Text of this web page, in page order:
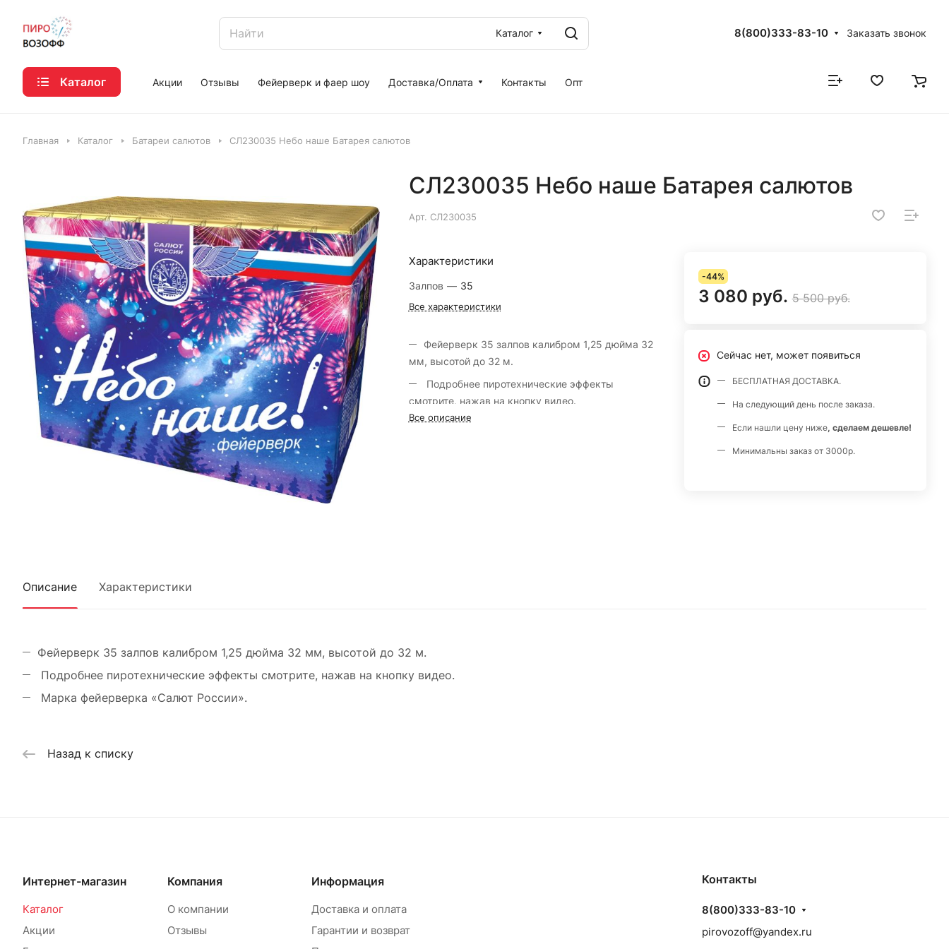
Каталог 8(800)333-83-10 Заказать звонок
Каталог Акции Отзывы Фейерверк и фаер шоу Доставка/Оплата Контакты Опт
Главная Каталог Батареи салютов СЛ230035 Небо наше Батарея салютов
СЛ230035 Небо наше Батарея салютов
Арт. СЛ230035
Характеристики
Залпов — 35
Все характеристики
Фейерверк 35 залпов калибром 1,25 дюйма 32
мм, высотой до 32 м.
смотрите, нажав на кнопку видео.
Марка фейерверка «Салют России».
Все описание
-44%
3 080 руб. 5 500 руб.
Сейчас нет, может появиться
БЕСПЛАТНАЯ ДОСТАВКА.
На следующий день после заказа.
Если нашли цену ниже, сделаем дешевле!
Минимальны заказ от 3000р.
Описание Характеристики
Фейерверк 35 залпов калибром 1,25 дюйма 32 мм, высотой до 32 м.
Подробнее пиротехнические эффекты смотрите, нажав на кнопку видео.
Марка фейерверка «Салют России».
Назад к списку
Интернет-магазин
Каталог
Акции
Компания
О компании
Отзывы
Информация
Доставка и оплата
Гарантии и возврат
Контакты
8(800)333-83-10
pirovozoff@yandex.ru